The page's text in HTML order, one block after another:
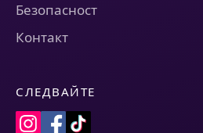
Безопасност
Контакт
СЛЕДВАЙТЕ